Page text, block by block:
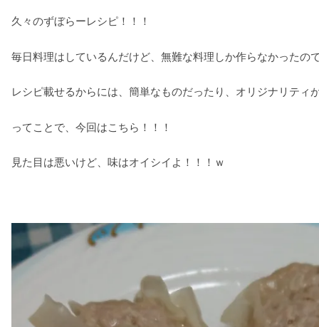
久々のずぼらーレシピ！！！
毎日料理はしているんだけど、無難な料理しか作らなかったの
レシピ載せるからには、簡単なものだったり、オリジナリティ
ってことで、今回はこちら！！！
見た目は悪いけど、味はオイシイよ！！！ｗ